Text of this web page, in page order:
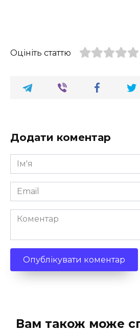
Оцініть статтю
Додати коментар
Ім'я
*
Email
*
Коментар
Вам також може